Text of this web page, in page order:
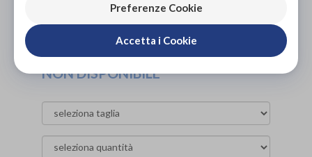
PROVA E NOLEGGIA IN NEGOZIO
ACQUISTA ONLINE
NON DISPONIBILE
Preferenze Cookie
Accetta i Cookie